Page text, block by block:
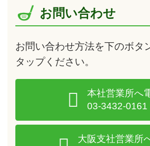
月
月・水・金・
お問い合わせ
お問い合わせ方法を下のボタ
タップください。
本社営業所へ
03-3432-0161
大阪支社営業所